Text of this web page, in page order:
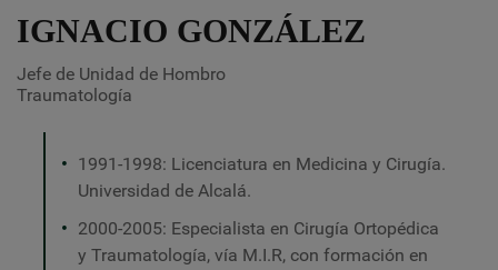
IGNACIO GONZÁLEZ
Jefe de Unidad de Hombro
Traumatología
1991-1998: Licenciatura en Medicina y Cirugía.
Universidad de Alcalá.
2000-2005: Especialista en Cirugía Ortopédica
y Traumatología, vía M.I.R, con formación en